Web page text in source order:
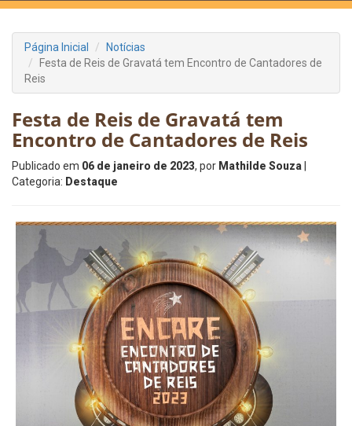
Página Inicial
Notícias
Festa de Reis de Gravatá tem Encontro de Cantadores de
Reis
Festa de Reis de Gravatá tem
Encontro de Cantadores de Reis
Publicado em 06 de janeiro de 2023, por Mathilde Souza
Categoria: Destaque